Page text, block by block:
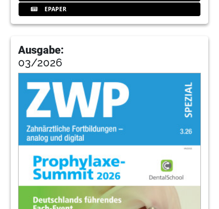
EPAPER
Ausgabe:
03/2026